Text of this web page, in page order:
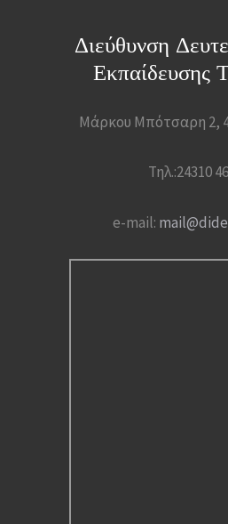
Διεύθυνση
Εκπαίδευσης
Μάρκου Μπότσαρη 2,
Τηλ.:24310
e-mail: